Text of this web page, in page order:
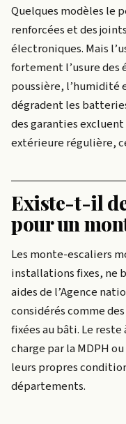
Quelques modèles le
renforcées et des
électroniques. Mais
fortement l’usure des
poussière, l’humidité
dégradent les
des garanties
extérieure régulière,
Existe-t-il
pour un
Les monte-escaliers
installations fixes, ne
aides de l’Agence
considérés comme
fixées au bâti. Le
charge par la MDPH
leurs propres
départements.